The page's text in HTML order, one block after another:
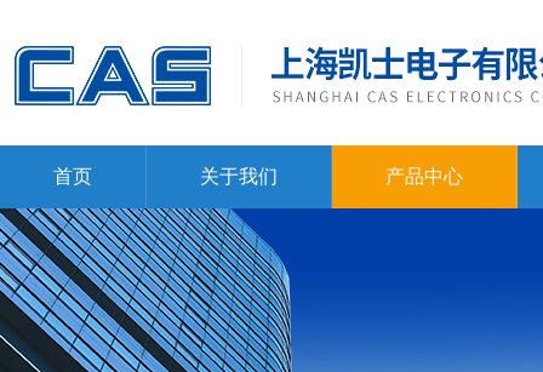
首页 关于我们 产品中心